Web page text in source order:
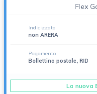
Flex
Indicizzato
non ARERA
Pagamento
Bollettino postale, RID
La nuova